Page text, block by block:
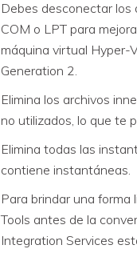
Debes desconectar
COM o LPT para
máquina virtual Hyper-
Generation 2.
Elimina los archivos
no utilizados, lo que te
Elimina todas las
contiene instantáneas.
Para brindar una
Tools antes de la
Integration Services